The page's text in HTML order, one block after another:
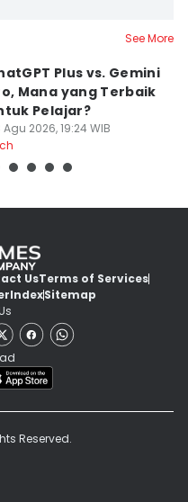
See More
Plus vs. Gemini
Mana yang Terbaik
Pelajar?
Agu 2026, 19:24 WIB
UsTerms of Services
IndexSitemap
Reserved.